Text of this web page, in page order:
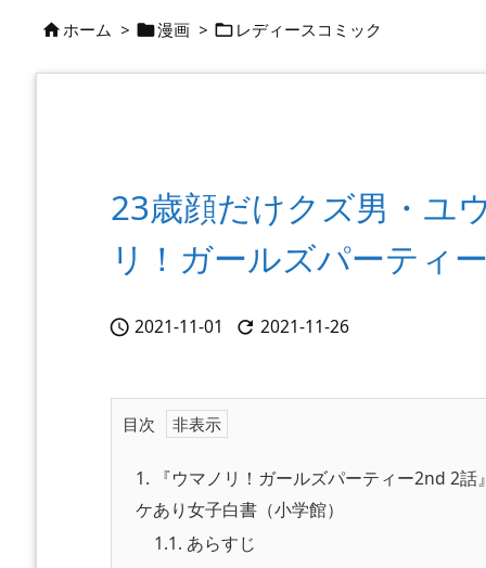
ホーム > 漫画 >  レディースコミック
23歳顔だけクズ男・ユ
リ！ガールズパーティ
 2021-11-01  2021-11-26
目次
1. 『ウマノリ！ガールズパーティー2nd 2
ケあり女子白書（小学館）
1.1. あらすじ